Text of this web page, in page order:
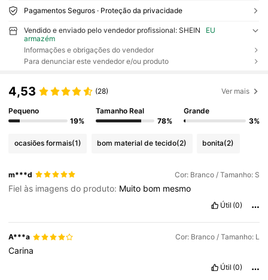
Pagamentos Seguros · Proteção da privacidade
Vendido e enviado pelo vendedor profissional: SHEIN
EU
armazém
Informações e obrigações do vendedor
Para denunciar este vendedor e/ou produto
4,53 (28) Ver mais
Pequeno
19%
Tamanho Real
78%
Grande
3%
ocasiões formais(1) bom material de tecido(2) bonita(2)
m***d Cor: Branco / Tamanho: S
Fiel às imagens do produto: Muito bom mesmo
Útil (0)
A***a Cor: Branco / Tamanho: L
Carina
Útil (0)